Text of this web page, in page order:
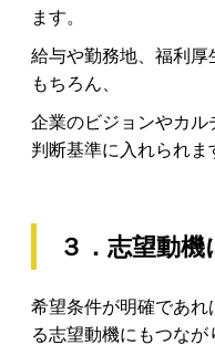
ます。
給与や勤務地、福利
もちろん、
企業のビジョンやカル
判断基準に入れられま
３．志望動
希望条件が明確であ
る志望動機にもつなが